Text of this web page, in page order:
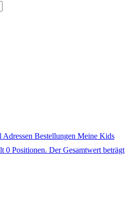
Adressen Bestellungen Meine Kids
0 Positionen. Der Gesamtwert beträgt